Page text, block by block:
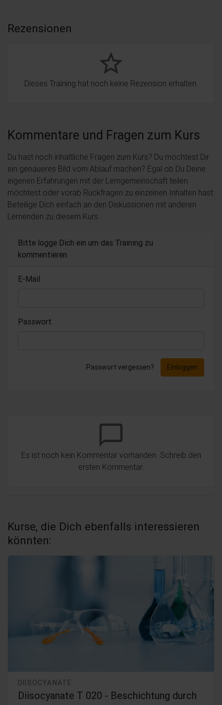
Rezensionen
star_border
Dieses Training hat noch keine Rezension erhalten.
Kommentare und Fragen zum Kurs
Du hast noch inhaltliche Fragen zum Kurs? Du möchtest Dir
ein genaueres Bild vom Ablauf machen? Egal ob Du Deine
eigenen Erfahrungen mit der Lerngemeinschaft teilen
möchtest oder vorab Rückfragen zu einzelnen Inhalten hast:
Beteilige Dich einfach an den Diskussionen mit anderen
Lernenden zu diesem Kurs.
Bitte logge Dich ein um das Training zu
kommentieren.
E-Mail
Passwort
Passwort vergessen? Einloggen
chat_bubble_outline
Es ist noch kein Kommentar vorhanden. Schreib den
ersten Kommentar.
Kurse, die Dich ebenfalls interessieren
könnten:
DIISOCYANATE
Diisocyanate T 020 - Beschichtung durch